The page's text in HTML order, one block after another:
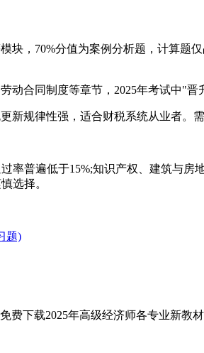
块，70%分值为案例分析题，计算
动合同制度等章节，2025年考试中"
新规律性强，适合财税系统从业者。
率普遍低于15%;知识产权、建筑与
选择。
题)
费下载2025年高级经济师各专业新教